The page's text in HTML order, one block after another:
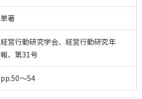
単著
経営行動研究学会、経営行動研究年
報、第31号
pp.50～54